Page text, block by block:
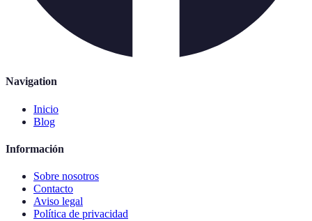
Navigation
Inicio
Blog
Información
Sobre nosotros
Contacto
Aviso legal
Política de privacidad